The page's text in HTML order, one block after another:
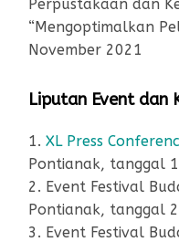
Perpustakaan dan
“Mengoptimalkan
November 2021
Liputan Event dan
1.XL Press
Pontianak, tanggal
2. Event Festival
Pontianak, tanggal
3. Event Festival